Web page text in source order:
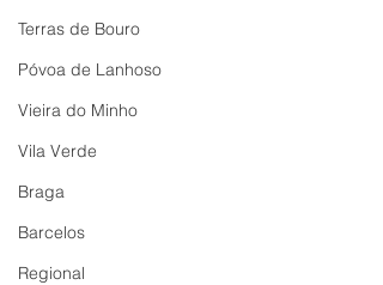
Terras de Bouro
Póvoa de Lanhoso
Vieira do Minho
Vila Verde
Braga
Barcelos
Regional